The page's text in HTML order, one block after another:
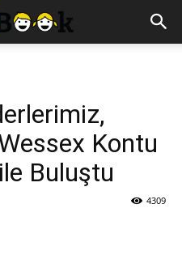
Kontu
Buluştu
4309